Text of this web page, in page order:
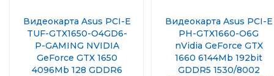
Видеокарта Asus PCI-E
TUF-GTX1650-O4GD6-
P-GAMING NVIDIA
GeForce GTX 1650
4096Mb 128 GDDR6
Видеокарта Asus PCI-E
PH-GTX1660-O6G
nVidia GeForce GTX
1660 6144Mb 192bit
GDDR5 1530/8002